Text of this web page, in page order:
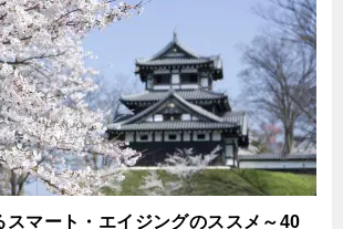
スマート・エイジングのススメ～40